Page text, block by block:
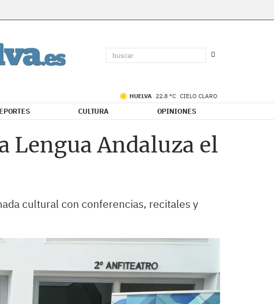
HUELVA 22.8 °C CIELO CLARO
CULTURA OPINIONES
Lengua Andaluza el
cultural con conferencias, recitales y